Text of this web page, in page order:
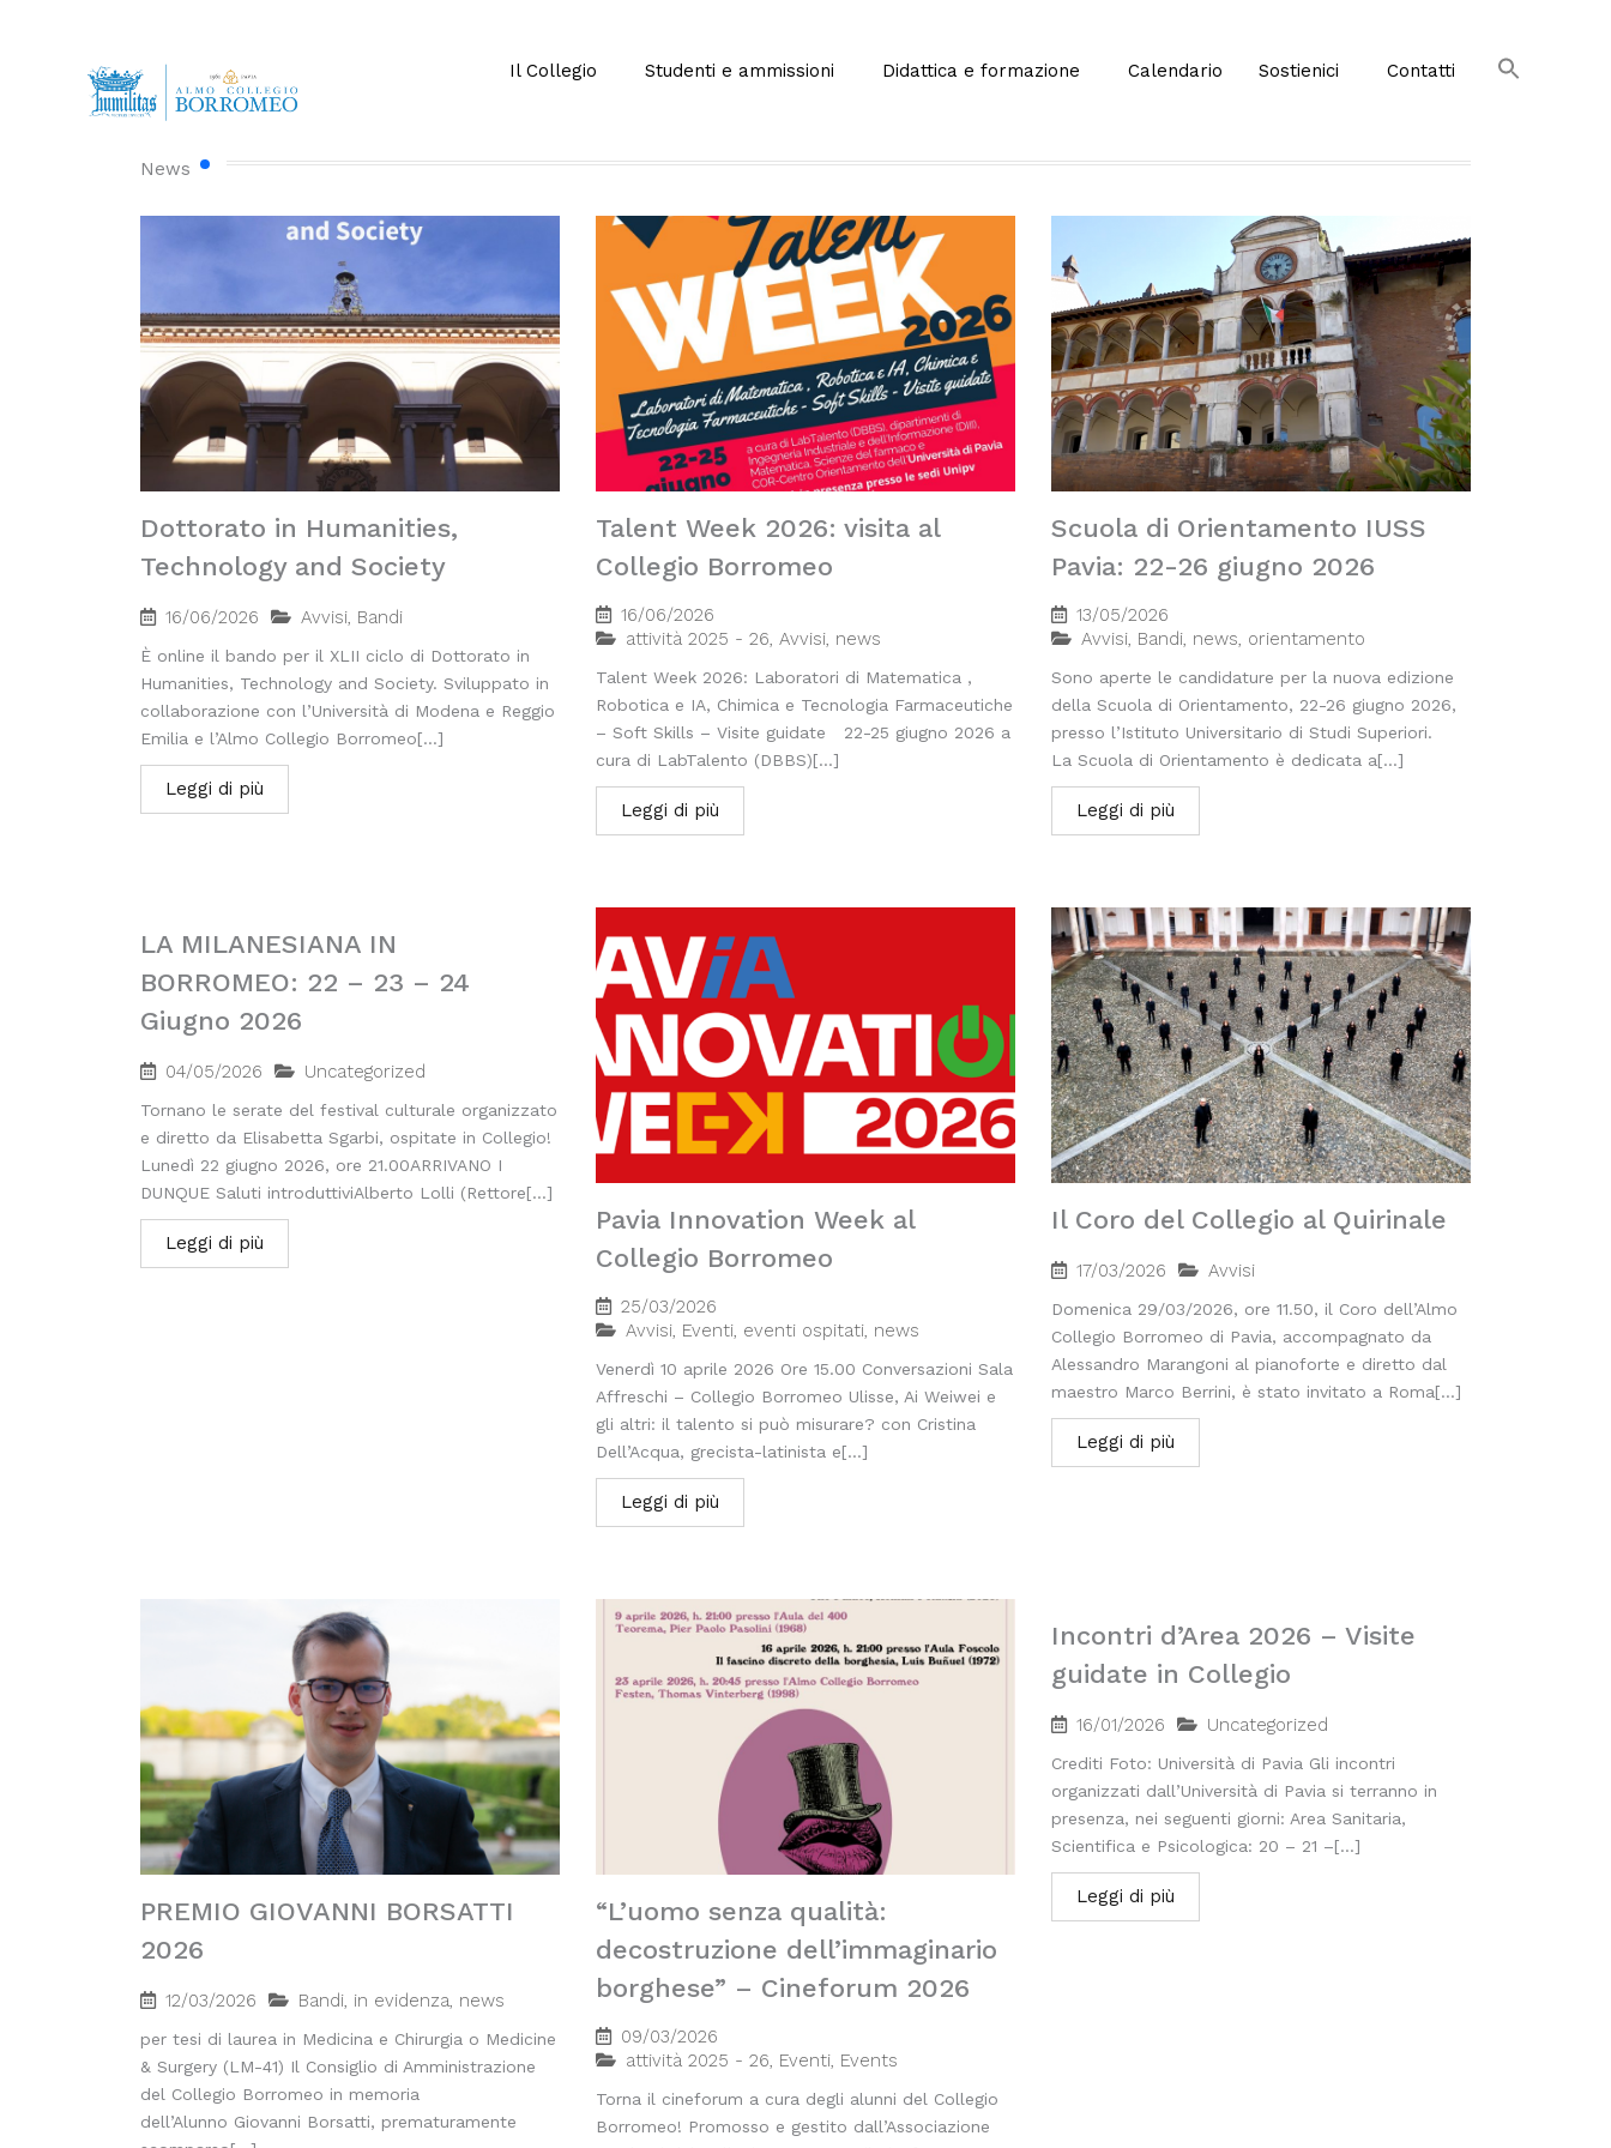
Il Collegio Studenti e ammissioni Didattica e formazione Calendario Sostienici Contatti
News
Dottorato in Humanities,
Technology and Society
16/06/2026 Avvisi, Bandi
È online il bando per il XLII ciclo di Dottorato in
Humanities, Technology and Society. Sviluppato in
collaborazione con l’Università di Modena e Reggio
Emilia e l’Almo Collegio Borromeo[...]
Leggi di più
Talent Week 2026: visita al
Collegio Borromeo
16/06/2026
attività 2025 - 26, Avvisi, news
Talent Week 2026: Laboratori di Matematica ,
Robotica e IA, Chimica e Tecnologia Farmaceutiche
– Soft Skills – Visite guidate 22-25 giugno 2026 a
cura di LabTalento (DBBS)[...]
Leggi di più
Scuola di Orientamento IUSS
Pavia: 22-26 giugno 2026
13/05/2026
Avvisi, Bandi, news, orientamento
Sono aperte le candidature per la nuova edizione
della Scuola di Orientamento, 22-26 giugno 2026,
presso l’Istituto Universitario di Studi Superiori.
La Scuola di Orientamento è dedicata a[...]
Leggi di più
LA MILANESIANA IN
BORROMEO: 22 – 23 – 24
Giugno 2026
04/05/2026 Uncategorized
Tornano le serate del festival culturale organizzato
e diretto da Elisabetta Sgarbi, ospitate in Collegio!
Lunedì 22 giugno 2026, ore 21.00ARRIVANO I
DUNQUE Saluti introduttiviAlberto Lolli (Rettore[...]
Leggi di più
Pavia Innovation Week al
Collegio Borromeo
25/03/2026
Avvisi, Eventi, eventi ospitati, news
Venerdì 10 aprile 2026 Ore 15.00 Conversazioni Sala
Affreschi – Collegio Borromeo Ulisse, Ai Weiwei e
gli altri: il talento si può misurare? con Cristina
Dell’Acqua, grecista-latinista e[...]
Leggi di più
Il Coro del Collegio al Quirinale
17/03/2026 Avvisi
Domenica 29/03/2026, ore 11.50, il Coro dell’Almo
Collegio Borromeo di Pavia, accompagnato da
Alessandro Marangoni al pianoforte e diretto dal
maestro Marco Berrini, è stato invitato a Roma[...]
Leggi di più
PREMIO GIOVANNI BORSATTI
2026
12/03/2026 Bandi, in evidenza, news
per tesi di laurea in Medicina e Chirurgia o Medicine
& Surgery (LM-41) Il Consiglio di Amministrazione
del Collegio Borromeo in memoria
dell’Alunno Giovanni Borsatti, prematuramente
“L’uomo senza qualità:
decostruzione dell’immaginario
borghese” – Cineforum 2026
09/03/2026
attività 2025 - 26, Eventi, Events
Torna il cineforum a cura degli alunni del Collegio
Borromeo! Promosso e gestito dall’Associazione
Incontri d’Area 2026 – Visite
guidate in Collegio
16/01/2026 Uncategorized
Crediti Foto: Università di Pavia Gli incontri
organizzati dall’Università di Pavia si terranno in
presenza, nei seguenti giorni: Area Sanitaria,
Scientifica e Psicologica: 20 – 21 –[...]
Leggi di più